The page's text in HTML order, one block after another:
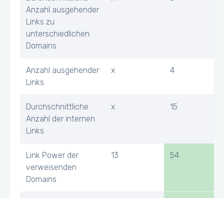
Anzahl ausgehender
Links zu
unterschiedlichen
Domains
Anzahl ausgehender
Links
x 4
Durchschnittliche
Anzahl der internen
Links
x 15
Link Power der
verweisenden
Domains
13 54